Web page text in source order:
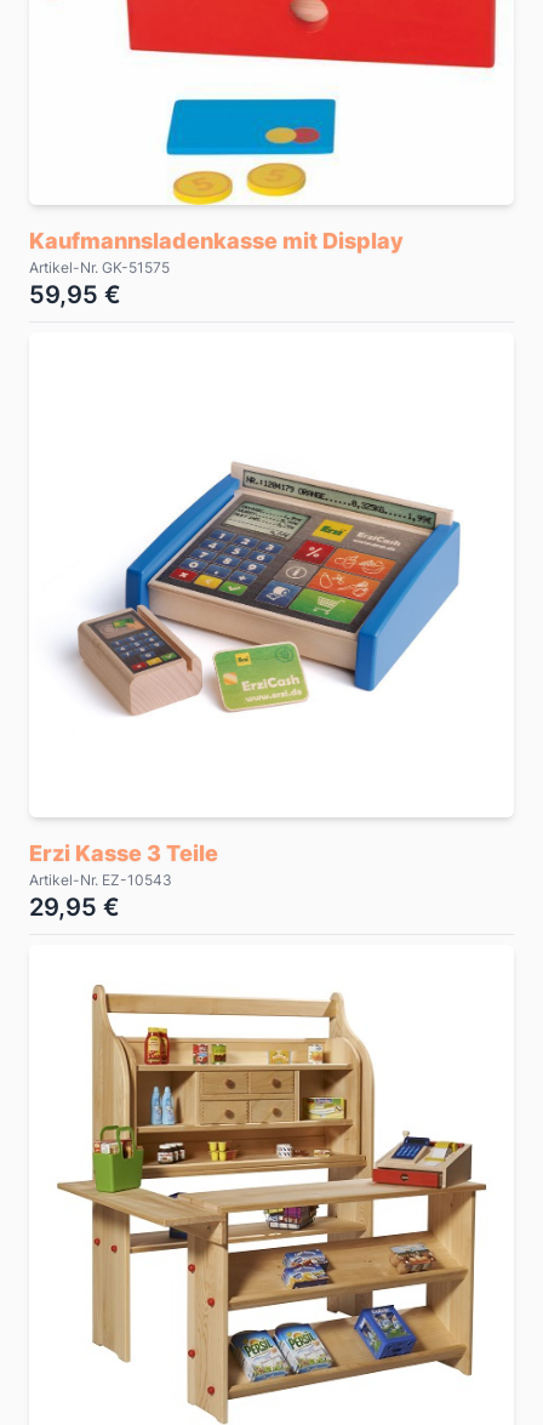
Kaufmannsladenkasse mit Display
Artikel-Nr. GK-51575
59,95 €
Erzi Kasse 3 Teile
Artikel-Nr. EZ-10543
29,95 €